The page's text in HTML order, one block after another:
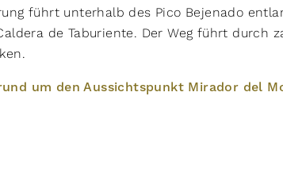
führt unterhalb des Pico Bejenado
de Taburiente. Der Weg führt durch
um den Aussichtspunkt Mirador del